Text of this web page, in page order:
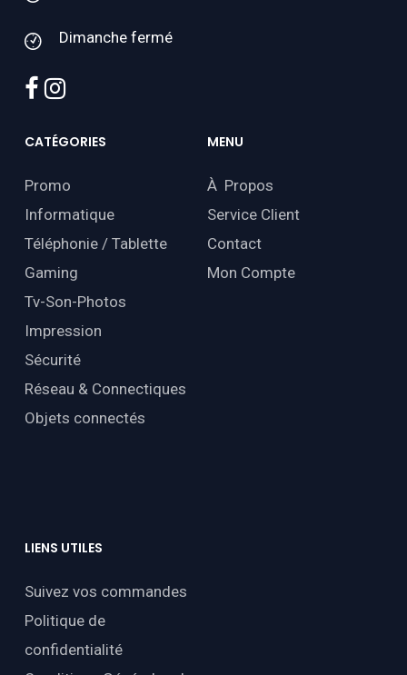
Dimanche fermé
facebook
instagram
CATÉGORIES
Promo
Informatique
Téléphonie / Tablette
Gaming
Tv-Son-Photos
Impression
Sécurité
Réseau & Connectiques
Objets connectés
MENU
À Propos
Service Client
Contact
Mon Compte
LIENS UTILES
Suivez vos commandes
Politique de
confidentialité